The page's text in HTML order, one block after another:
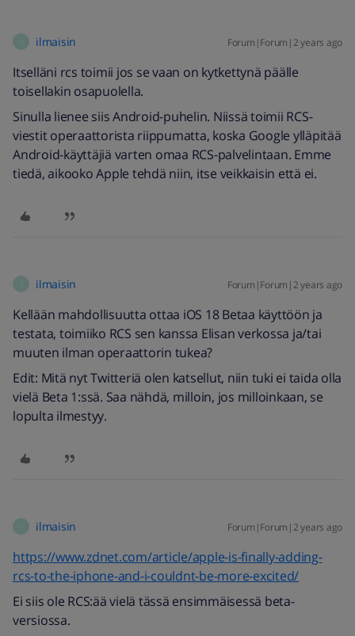
ilmaisin Forum|Forum|2 years ago
Itselläni rcs toimii jos se vaan on kytkettynä päälle
toisellakin osapuolella.
Sinulla lienee siis Android-puhelin. Niissä toimii RCS-
viestit operaattorista riippumatta, koska Google ylläpitää
Android-käyttäjiä varten omaa RCS-palvelintaan. Emme
tiedä, aikooko Apple tehdä niin, itse veikkaisin että ei.
ilmaisin Forum|Forum|2 years ago
Kellään mahdollisuutta ottaa iOS 18 Betaa käyttöön ja
testata, toimiiko RCS sen kanssa Elisan verkossa ja/tai
muuten ilman operaattorin tukea?
Edit: Mitä nyt Twitteriä olen katsellut, niin tuki ei taida olla
vielä Beta 1:ssä. Saa nähdä, milloin, jos milloinkaan, se
lopulta ilmestyy.
ilmaisin Forum|Forum|2 years ago
https://www.zdnet.com/article/apple-is-finally-adding-
rcs-to-the-iphone-and-i-couldnt-be-more-excited/
Ei siis ole RCS:ää vielä tässä ensimmäisessä beta-
versiossa.